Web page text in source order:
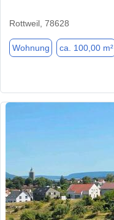
Rottweil, 78628
Wohnung ca. 100,00 m²